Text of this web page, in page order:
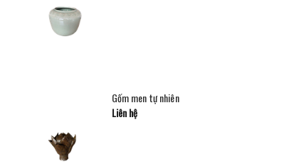
Gốm men tự nhiên
Liên hệ